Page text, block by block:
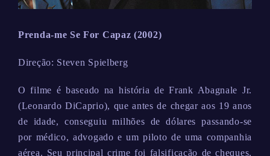
Prenda-me Se For Capaz (2002)
Direção: Steven Spielberg
O filme é baseado na história de Frank Abagnale Jr.
(Leonardo DiCaprio), que antes de chegar aos 19 anos
de idade, conseguiu milhões de dólares passando-se
por médico, advogado e um piloto de uma companhia
aérea. Seu principal crime foi falsificação de cheques,